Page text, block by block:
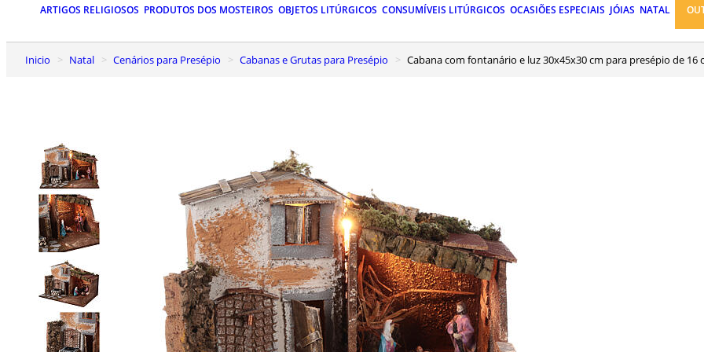
ARTIGOS RELIGIOSOS PRODUTOS DOS MOSTEIROS OBJETOS LITÚRGICOS CONSUMÍVEIS LITÚRGICOS OCASIÕES ESPECIAIS JÓIAS NATAL
Inicio Natal Cenários para Presépio Cabanas e Grutas para Presépio Cabana com fontanário e luz 30x45x30 cm para presépio de 16